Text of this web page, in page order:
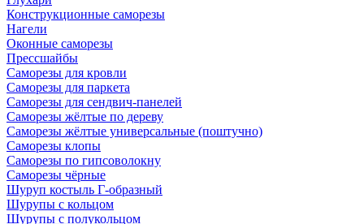
Конструкционные саморезы
Нагели
Оконные саморезы
Прессшайбы
Саморезы для кровли
Саморезы для паркета
Саморезы для сендвич-панелей
Саморезы жёлтые по дереву
Саморезы жёлтые универсальные (поштучно)
Саморезы клопы
Саморезы по гипсоволокну
Саморезы чёрные
Шуруп костыль Г-образный
Шурупы с кольцом
Шурупы с полукольцом